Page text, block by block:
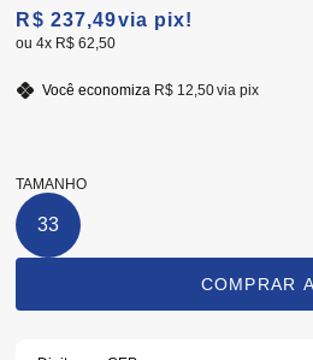
R$ 237,49via pix!
4x R$ 62,50
Você economiza R$ 12,50via pix
TAMANHO
33